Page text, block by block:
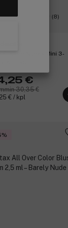
(8)
& Warm Nudes Mini 3-
€
30,35 €
€ / kpl